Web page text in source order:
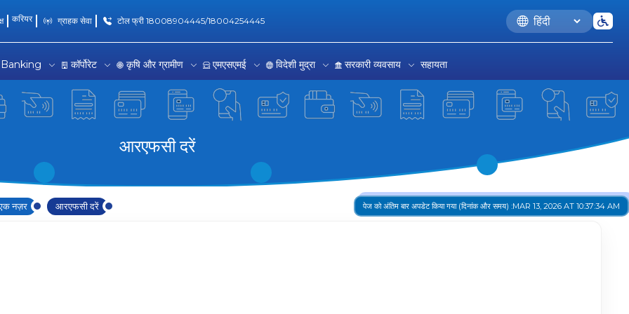
करियर ग्राहक सेवा टोल फ्री 18008904445/18004254445 Language
कॉर्पोरेट कृषि और ग्रामीण एमएसएमई विदेशी मुद्रा सरकारी व्यवसाय सहायता
आरएफसी दरें
एक नज़र आरएफसी दरें पेज को अंतिम बार अपडेट किया गया (दिनांक और समय) :MAR 13, 2026 AT 10:37:34 AM